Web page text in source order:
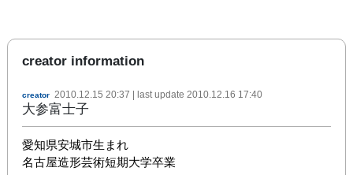
creator information
creator 2010.12.15 20:37 | last update 2010.12.16 17:40
大参富士子
愛知県安城市生まれ
名古屋造形芸術短期大学卒業